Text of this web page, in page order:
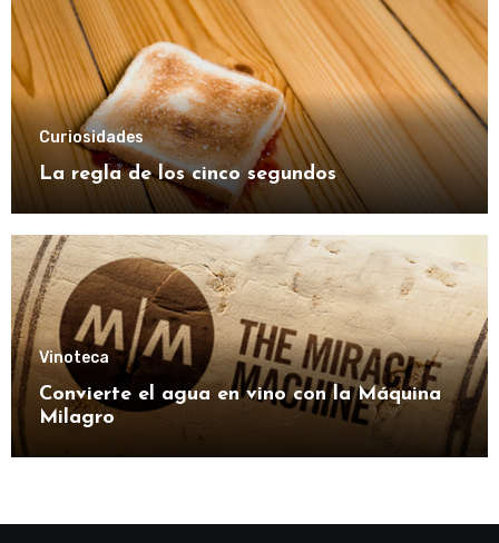
Curiosidades
La regla de los cinco segundos
Vinoteca
Convierte el agua en vino con la Máquina
Milagro